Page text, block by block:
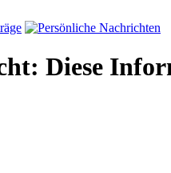
Diese